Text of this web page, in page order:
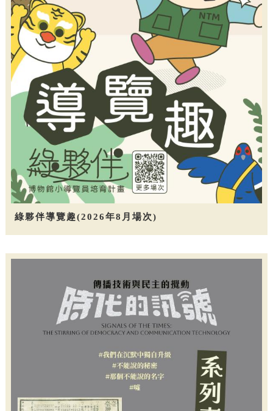
綠夥伴導覽趣(2026年8月場次)